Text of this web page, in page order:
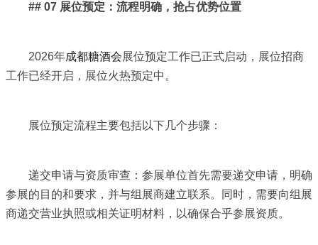
## 07 展位预定：流程明确，抢占优势位置
2026年成都糖酒会展位预定工作已正式启动，展位招商
工作已经开启，展位火热预定中。
展位预定流程主要包括以下几个步骤：
递交申请与资质审查：参展单位首先需要递交申请，明确
参展的目的和要求，并与组展商建立联系。同时，需要向组展
商递交营业执照或相关证明材料，以确保合乎参展资质。